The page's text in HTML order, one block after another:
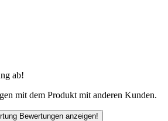
ab!
mit dem Produkt mit anderen Kunden.
Bewertungen anzeigen!